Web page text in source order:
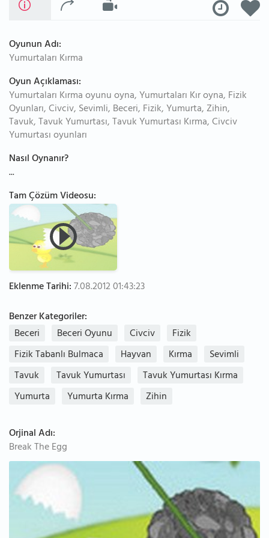
Oyunun Adı:
Yumurtaları Kırma
Oyun Açıklaması:
Yumurtaları Kırma oyunu oyna, Yumurtaları Kır oyna, Fizik
Oyunları, Civciv, Sevimli, Beceri, Fizik, Yumurta, Zihin,
Tavuk, Tavuk Yumurtası, Tavuk Yumurtası Kırma, Civciv
Yumurtası oyunları
Nasıl Oynanır?
...
Tam Çözüm Videosu:
Eklenme Tarihi:7.08.2012 01:43:23
Benzer Kategoriler:
Beceri
Beceri Oyunu Civciv
Fizik
Fizik Tabanlı Bulmaca
Hayvan Kırma
Sevimli
Tavuk
Tavuk Yumurtası
Tavuk Yumurtası Kırma
Yumurta
Yumurta Kırma Zihin
Orjinal Adı:
Break The Egg